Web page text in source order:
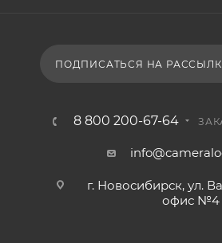
ПОДПИСАТЬСЯ НА
8 800 200-67-64
г. Новосибирск, ул.
офис №4